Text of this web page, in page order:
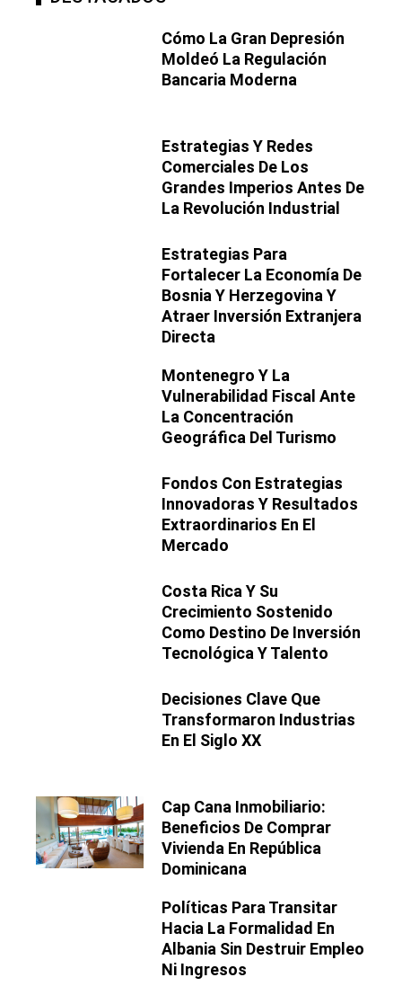
Cómo La Gran Depresión
Moldeó La Regulación
Bancaria Moderna
Estrategias Y Redes
Comerciales De Los
Grandes Imperios Antes De
La Revolución Industrial
Estrategias Para
Fortalecer La Economía De
Bosnia Y Herzegovina Y
Atraer Inversión Extranjera
Directa
Montenegro Y La
Vulnerabilidad Fiscal Ante
La Concentración
Geográfica Del Turismo
Fondos Con Estrategias
Innovadoras Y Resultados
Extraordinarios En El
Mercado
Costa Rica Y Su
Crecimiento Sostenido
Como Destino De Inversión
Tecnológica Y Talento
Decisiones Clave Que
Transformaron Industrias
En El Siglo XX
Cap Cana Inmobiliario:
Beneficios De Comprar
Vivienda En República
Dominicana
Políticas Para Transitar
Hacia La Formalidad En
Albania Sin Destruir Empleo
Ni Ingresos